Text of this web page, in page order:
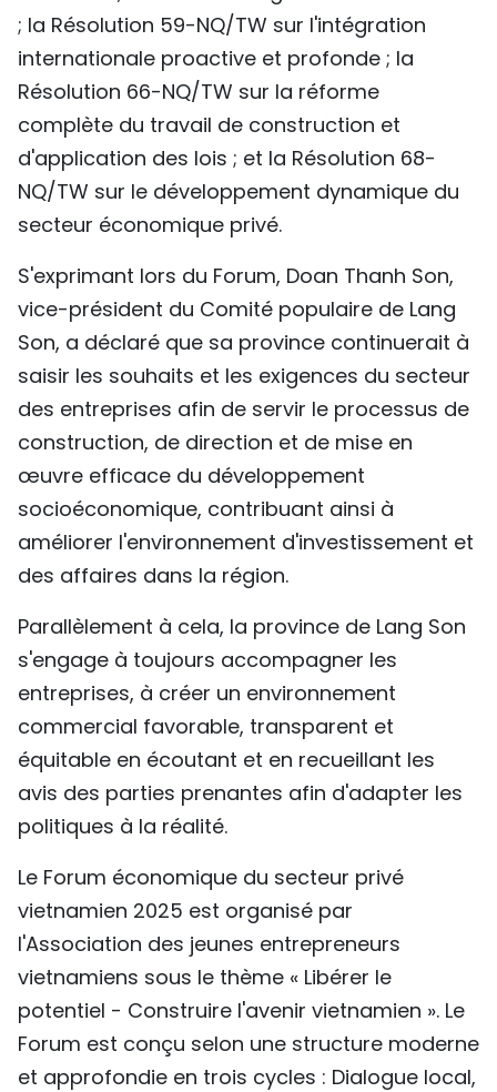
; la Résolution 59-NQ/TW sur l'intégration
internationale proactive et profonde ; la
Résolution 66-NQ/TW sur la réforme
complète du travail de construction et
d'application des lois ; et la Résolution 68-
NQ/TW sur le développement dynamique du
secteur économique privé.
S'exprimant lors du Forum, Doan Thanh Son,
vice-président du Comité populaire de Lang
Son, a déclaré que sa province continuerait à
saisir les souhaits et les exigences du secteur
des entreprises afin de servir le processus de
construction, de direction et de mise en
œuvre efficace du développement
socioéconomique, contribuant ainsi à
améliorer l'environnement d'investissement et
des affaires dans la région.
Parallèlement à cela, la province de Lang Son
s'engage à toujours accompagner les
entreprises, à créer un environnement
commercial favorable, transparent et
équitable en écoutant et en recueillant les
avis des parties prenantes afin d'adapter les
politiques à la réalité.
Le Forum économique du secteur privé
vietnamien 2025 est organisé par
l'Association des jeunes entrepreneurs
vietnamiens sous le thème « Libérer le
potentiel - Construire l'avenir vietnamien ». Le
Forum est conçu selon une structure moderne
et approfondie en trois cycles : Dialogue local,